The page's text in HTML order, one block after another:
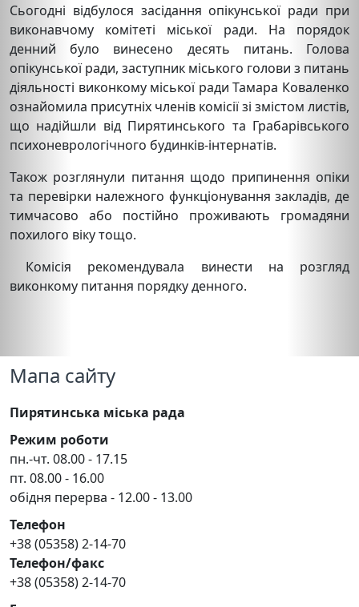
Сьогодні відбулося засідання опікунської ради при
виконавчому комітеті міської ради. На порядок
денний було винесено десять питань. Голова
опікунської ради, заступник міського голови з питань
діяльності виконкому міської ради Тамара Коваленко
ознайомила присутніх членів комісії зі змістом листів,
що надійшли від Пирятинського та Грабарівського
психоневрологічного будинків-інтернатів.
Також розглянули питання щодо припинення опіки
та перевірки належного функціонування закладів, де
тимчасово або постійно проживають громадяни
похилого віку тощо.
Комісія рекомендувала винести на розгляд
виконкому питання порядку денного.
Мапа сайту
Пирятинська міська рада
Режим роботи
пн.-чт. 08.00 - 17.15
пт. 08.00 - 16.00
обідня перерва - 12.00 - 13.00
Телефон
+38 (05358) 2-14-70
Телефон/факс
+38 (05358) 2-14-70